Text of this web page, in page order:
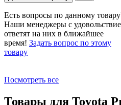
Есть вопросы по данному
Наши менеджеры с
ответят на них в ближайшее
время! Задать вопрос по этому
товару
Посмотреть все
Товары для Toyota